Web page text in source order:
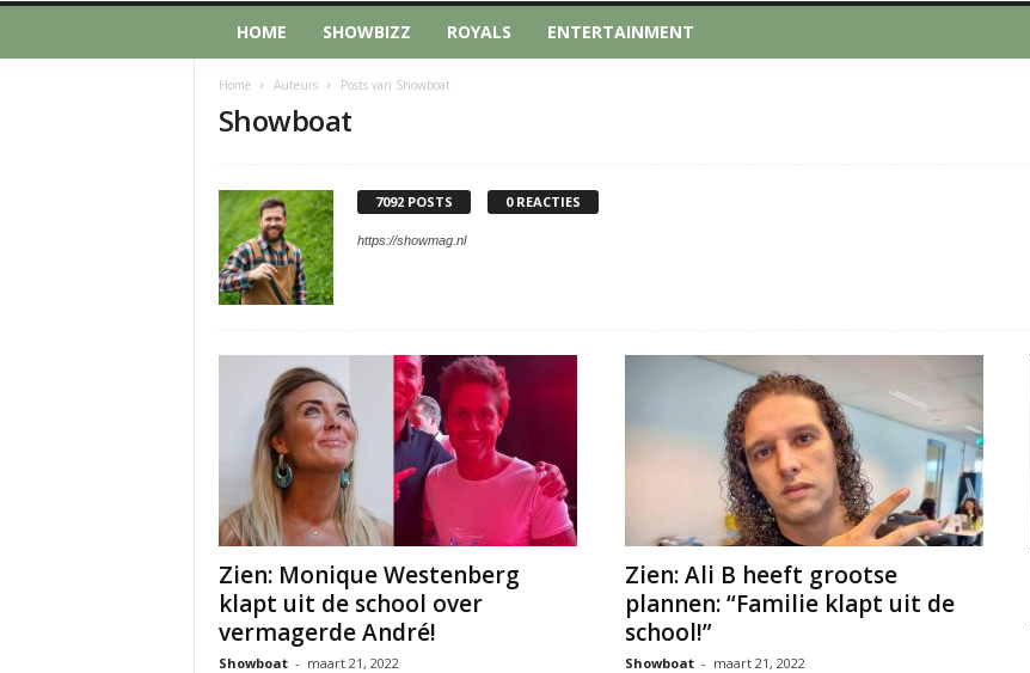
HOME SHOWBIZZ ROYALS ENTERTAINMENT
Home Auteurs Posts van Showboat
Showboat
7092 POSTS 0 REACTIES
https://showmag.nl
Zien: Monique Westenberg
klapt uit de school over
vermagerde André!
Showboat - maart 21, 2022
Zien: Ali B heeft grootse
plannen: “Familie klapt uit de
school!”
Showboat - maart 21, 2022